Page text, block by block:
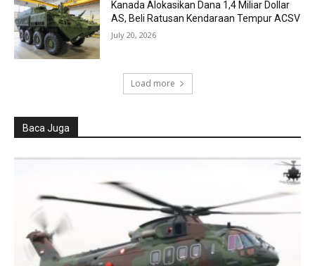
Kanada Alokasikan Dana 1,4 Miliar Dollar
AS, Beli Ratusan Kendaraan Tempur ACSV
July 20, 2026
Load more
Baca Juga